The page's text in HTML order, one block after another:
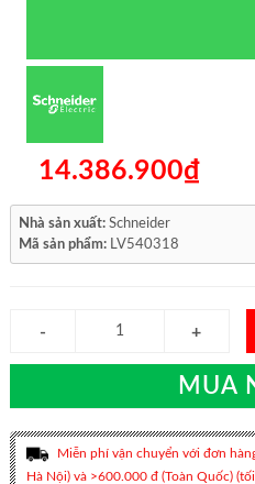
14.386.900₫
Nhà sản xuất: Schneider
Mã sản phẩm: LV540318
MUA
Miễn phí vận chuyển với đơn
Hà Nội) và >600.000 đ (Toàn Quốc)